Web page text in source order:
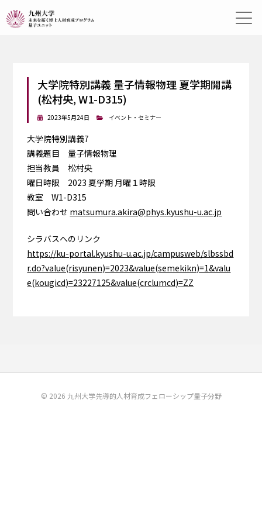
大学院特別講義 量子情報物理 夏学期開講
(松村央, W1-D315)
2023年5月24日 イベント・セミナー
大学院特別講義7
講義題目 量子情報物理
担当教員 松村央
曜日時限 2023 夏学期 月曜１時限
教室 W1-D315
問い合わせ matsumura.akira@phys.kyushu-u.ac.jp
シラバスへのリンク
https://ku-portal.kyushu-u.ac.jp/campusweb/slbssbd
r.do?value(risyunen)=2023&value(semekikn)=1&valu
e(kougicd)=23227125&value(crclumcd)=ZZ
© 2026 九州大学先導的人材育成フェローシップ量子分野